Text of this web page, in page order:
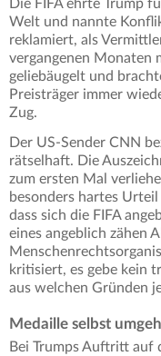
Die FIFA ehrte Trump
Welt und nannte
reklamiert, als
vergangenen Monaten
geliebäugelt und
Preisträger immer
Zug.
Der US-Sender CNN
rätselhaft. Die
zum ersten Mal
besonders hartes
dass sich die FIFA
eines angeblich zähen
kritisiert, es gebe kein
aus welchen Gründen
Medaille selbst
Bei Trumps Auftritt